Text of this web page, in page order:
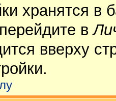
хранятся в
в
вверху